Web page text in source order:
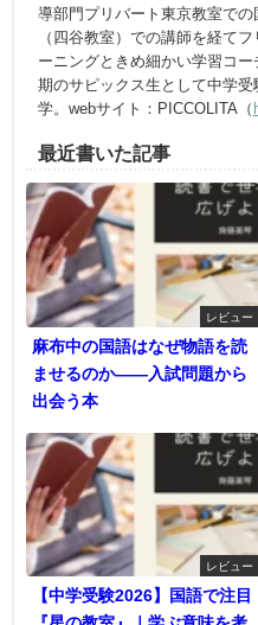
導部門プリバート東京教室で
（四谷教室）での講師を経て
ーニングときめ細かい学習コ
期のサピックス生として中学
学。webサイト：PICCOLITA（
最近書いた記事
レビュー
麻布中の国語はなぜ物語を読
ませるのか――入試問題から
出会う本
レビュー
【中学受験2026】国語で注目